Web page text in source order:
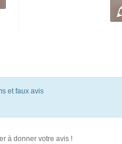
et faux avis
à donner votre avis !